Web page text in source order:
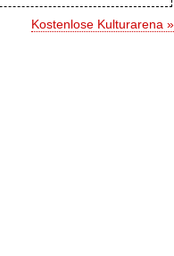
Kostenlose Kulturarena »